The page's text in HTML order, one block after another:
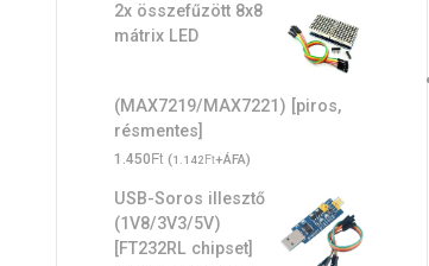
2x összefűzött 8x8
mátrix LED
(MAX7219/MAX7221) [piros,
résmentes]
1.450Ft (1.142Ft+ÁFA)
USB-Soros illesztő
(1V8/3V3/5V)
[FT232RL chipset]